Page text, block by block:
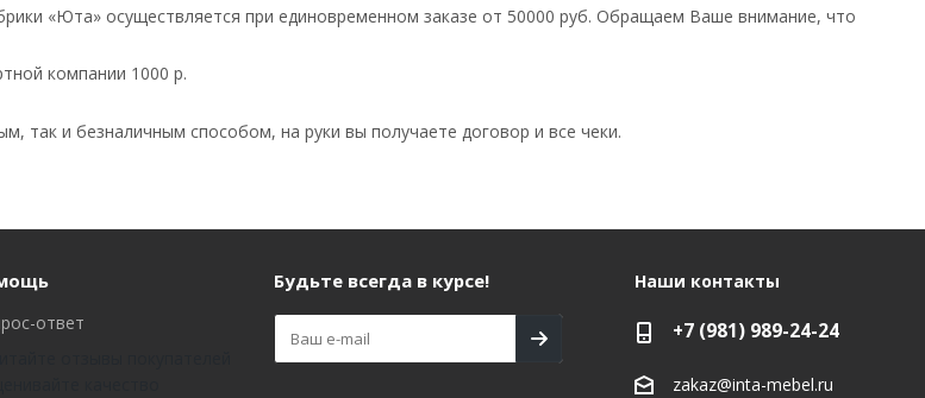
«Юта» осуществляется при единовременном заказе от 50000 руб. Обращаем Ваше внимание, что
компании 1000 р.
так и безналичным способом, на руки вы получаете договор и все чеки.
ответ
Будьте всегда в курсе! Наши контакты
+7 (981) 989-24-24
zakaz@inta-mebel.ru